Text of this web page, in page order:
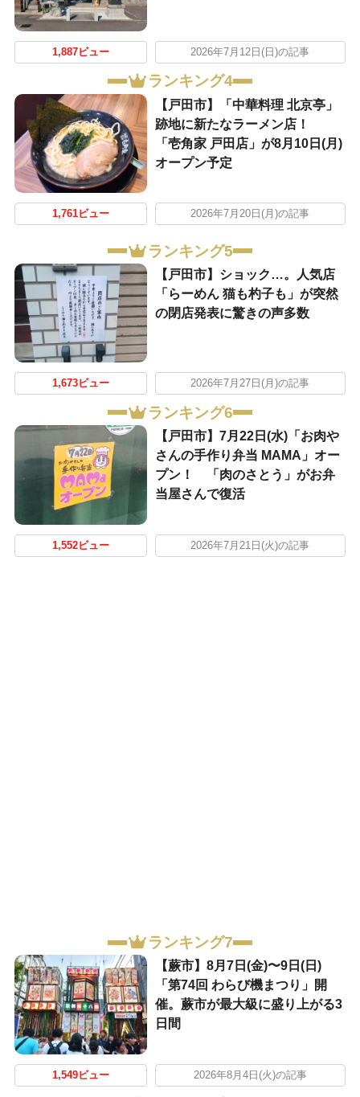
1,887ビュー 2026年7月12日(日)の記事
ランキング4
【戸田市】「中華料理 北京亭」
跡地に新たなラーメン店！
「壱角家 戸田店」が8月10日(月)
オープン予定
1,761ビュー 2026年7月20日(月)の記事
ランキング5
【戸田市】ショック…。人気店
「らーめん 猫も杓子も」が突然
の閉店発表に驚きの声多数
1,673ビュー 2026年7月27日(月)の記事
ランキング6
【戸田市】7月22日(水)「お肉や
さんの手作り弁当 MAMA」オー
プン！ 「肉のさとう」がお弁
当屋さんで復活
1,552ビュー 2026年7月21日(火)の記事
ランキング7
【蕨市】8月7日(金)〜9日(日)
「第74回 わらび機まつり」開
催。蕨市が最大級に盛り上がる3
日間
1,549ビュー 2026年8月4日(火)の記事